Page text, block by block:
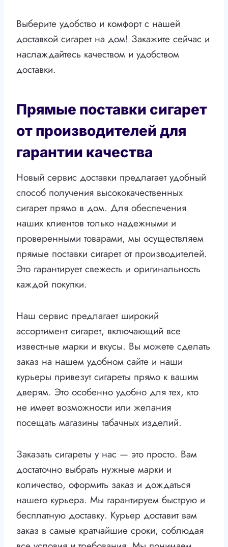
Выберите удобство и комфорт с нашей
доставкой сигарет на дом! Закажите сейчас и
наслаждайтесь качеством и удобством
доставки.
Прямые поставки сигарет
от производителей для
гарантии качества
Новый сервис доставки предлагает удобный
способ получения высококачественных
сигарет прямо в дом. Для обеспечения
наших клиентов только надежными и
проверенными товарами, мы осуществляем
прямые поставки сигарет от производителей.
Это гарантирует свежесть и оригинальность
каждой покупки.
Наш сервис предлагает широкий
ассортимент сигарет, включающий все
известные марки и вкусы. Вы можете сделать
заказ на нашем удобном сайте и наши
курьеры привезут сигареты прямо к вашим
дверям. Это особенно удобно для тех, кто
не имеет возможности или желания
посещать магазины табачных изделий.
Заказать сигареты у нас — это просто. Вам
достаточно выбрать нужные марки и
количество, оформить заказ и дождаться
нашего курьера. Мы гарантируем быструю и
бесплатную доставку. Курьер доставит вам
заказ в самые кратчайшие сроки, соблюдая